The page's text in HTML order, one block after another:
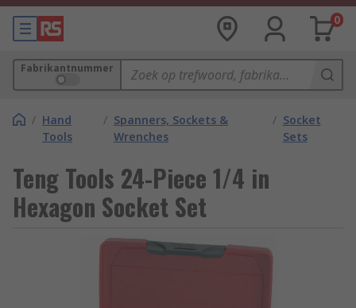
0
Fabrikantnummer
/ Hand
Tools
/ Spanners, Sockets &
Wrenches
/ Socket
Sets
Teng Tools 24-Piece 1/4 in
Hexagon Socket Set